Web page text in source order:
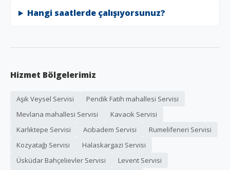
Hangi saatlerde çalışıyorsunuz?
Hizmet Bölgelerimiz
Aşık Veysel Servisi
Pendik Fatih mahallesi Servisi
Mevlana mahallesi Servisi
Kavacık Servisi
Karlıktepe Servisi
Acıbadem Servisi
Rumelifeneri Servisi
Kozyatağı Servisi
Halaskargazi Servisi
Üsküdar Bahçelievler Servisi
Levent Servisi